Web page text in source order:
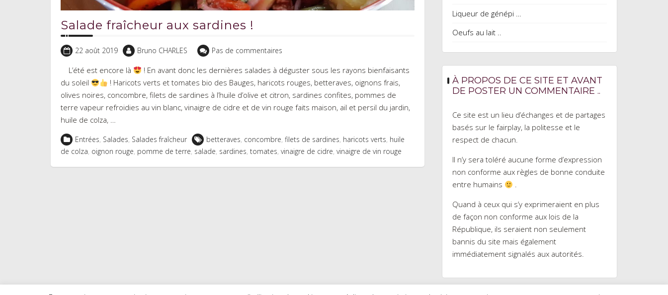
Salade fraîcheur aux sardines !
22 août 2019 Bruno CHARLES Pas de commentaires
L’été est encore là
! En avant donc les dernières salades à déguster sous les rayons bienfaisants
du soleil
! Haricots verts et tomates bio des Bauges, haricots rouges, betteraves, oignons frais,
olives noires, concombre, filets de sardines à l’huile d’olive et citron, sardines confites, pommes de
terre vapeur refroidies au vin blanc, vinaigre de cidre et de vin rouge faits maison, ail et persil du jardin,
huile de colza, …
Entrées, Salades, Salades fraîcheur betteraves, concombre, filets de sardines, haricots verts, huile
de colza, oignon rouge, pomme de terre, salade, sardines, tomates, vinaigre de cidre, vinaigre de vin rouge
Liqueur de génépi …
Oeufs au lait ..
À PROPOS DE CE SITE ET AVANT
DE POSTER UN COMMENTAIRE ..
Ce site est un lieu d’échanges et de partages
basés sur le fairplay, la politesse et le
respect de chacun.
Il n’y sera toléré aucune forme d’expression
non conforme aux règles de bonne conduite
entre humains
.
Quand à ceux qui s’y exprimeraient en plus
de façon non conforme aux lois de la
République, ils seraient non seulement
bannis du site mais également
immédiatement signalés aux autorités.